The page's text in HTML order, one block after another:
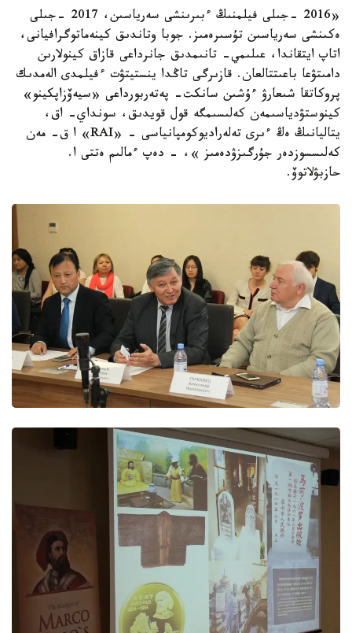
«2016 -جىلى فيلمنىڭ ءبىرىنشى سەرياسىن، 2017 -جىلى
ەكىنشى سەرياسىن تۇسىرەمىز. جوبا وتاندىق كينەماتوگرافيانى،
اتاپ ايتقاندا، عىلىمي- تانىمدىق جانرداعى قازاق كينولارىن
دامىتۋعا باعىتتالعان. قازىرگى تاڭدا ينستيتۋت ءفيلمدى الەمدىك
پروكاتقا شىعارۋ ءۇشىن سانكت- پەتەربورداعى «سيەۆزاپكينو»
كينوستۋدياسىمەن كەلىسىمگە قول قويدىق، سونداي- اق،
يتاليانىڭ ەڭ ءىرى تەلەراديوكومپانياسى - «RAI» ا ق- مەن
كەلىسسوزدەر جۇرگىزۋدەمىز »، - دەپ ءمالىم ەتتى ا.
حازبۋلاتوۆ.